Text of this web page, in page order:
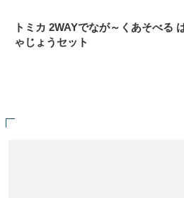
トミカ 2WAYでなが～くあそべる
ゃじょうセット